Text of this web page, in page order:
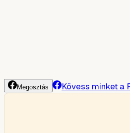
Megosztás Kövess minket a